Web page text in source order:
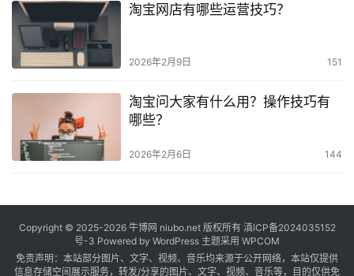
淘宝网店有哪些运营技巧？
2026年2月9日 151
淘宝问大家有什么用？操作技巧有
哪些？
2026年2月6日 144
Copyright © 2025-2026 牛博网 niubo.net 版权所有 滇ICP备2024035152
号-3 Powered by WordPress 主题采用 WPCOM
免责声明：本站部分图片、文字、视频、音乐均来源于公开网络，本站仅提供
信息存储空间展示服务，转发/分享的图片、文字、视频、音乐等，目的仅供免